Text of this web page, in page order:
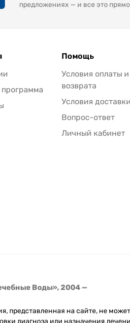
предложениях — и все это
Помощь
Условия оплаты и
возврата
Условия доставки
Вопрос-ответ
Личный кабинет
Воды», 2004 —
представленная на сайте, не
диагноза или назначения